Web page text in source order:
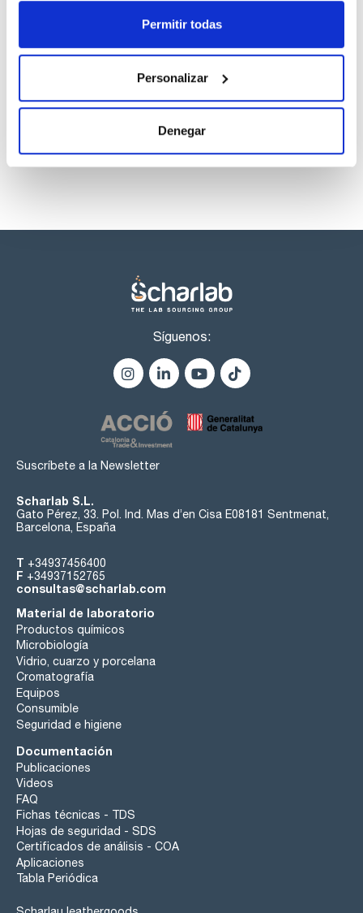
Permitir todas
Personalizar
Denegar
Los productos marcados con esta imagen son
listos para una entrega inmediata.
Síguenos:
Suscríbete a la Newsletter
Scharlab S.L.
Gato Pérez, 33. Pol. Ind. Mas d’en Cisa E08181 Sentmenat,
Barcelona, España
T +34937456400
F +34937152765
consultas@scharlab.com
Material de laboratorio
Productos químicos
Microbiología
Vidrio, cuarzo y porcelana
Cromatografía
Equipos
Consumible
Seguridad e higiene
Documentación
Publicaciones
Videos
FAQ
Fichas técnicas - TDS
Hojas de seguridad - SDS
Certificados de análisis - COA
Aplicaciones
Tabla Periódica